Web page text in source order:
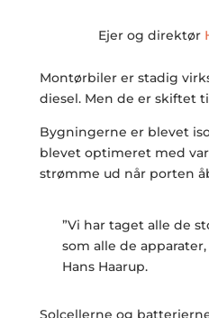
Ejer og direktør
Montørbiler er stadig
diesel. Men de er skiftet
Bygningerne er blevet
blevet optimeret med
strømme ud når porten
”Vi har taget alle de
som alle de
Hans Haarup.
Solcellerne og